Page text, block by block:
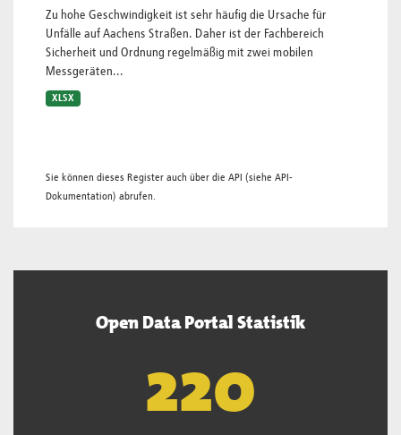
Zu hohe Geschwindigkeit ist sehr häufig die Ursache für
Unfälle auf Aachens Straßen. Daher ist der Fachbereich
Sicherheit und Ordnung regelmäßig mit zwei mobilen
Messgeräten...
XLSX
Sie können dieses Register auch über die API (siehe API-
Dokumentation) abrufen.
Open Data Portal Statistik
221